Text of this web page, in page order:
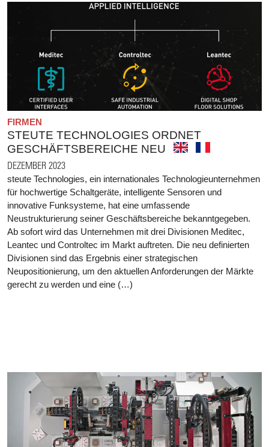
FIRMEN
STEUTE TECHNOLOGIES ORDNET
GESCHÄFTSBEREICHE NEU
DEZEMBER 2023
steute Technologies, ein internationales Technologieunternehmen
für hochwertige Schaltgeräte, intelligente Sensoren und
innovative Funksysteme, hat eine umfassende
Neustrukturierung seiner Geschäftsbereiche bekanntgegeben.
Ab sofort wird das Unternehmen mit drei Divisionen Meditec,
Leantec und Controltec im Markt auftreten. Die neu definierten
Divisionen sind das Ergebnis einer strategischen
Neupositionierung, um den aktuellen Anforderungen der Märkte
gerecht zu werden und eine (…)